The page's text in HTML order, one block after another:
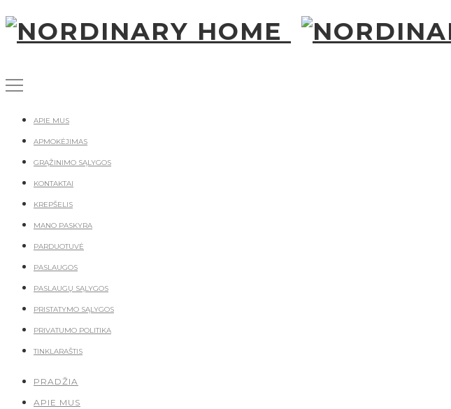
APIE MUS
APMOKĖJIMAS
GRĄŽINIMO SĄLYGOS
KONTAKTAI
KREPŠELIS
MANO PASKYRA
PARDUOTUVĖ
PASLAUGOS
PASLAUGŲ SĄLYGOS
PRISTATYMO SĄLYGOS
PRIVATUMO POLITIKA
TINKLARAŠTIS
PRADŽIA
APIE MUS